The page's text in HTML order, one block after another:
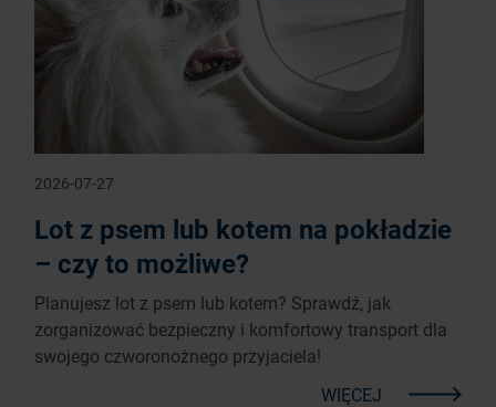
2026-07-27
Lot z psem lub kotem na pokładzie
– czy to możliwe?
Planujesz lot z psem lub kotem? Sprawdź, jak
zorganizować bezpieczny i komfortowy transport dla
swojego czworonożnego przyjaciela!
WIĘCEJ